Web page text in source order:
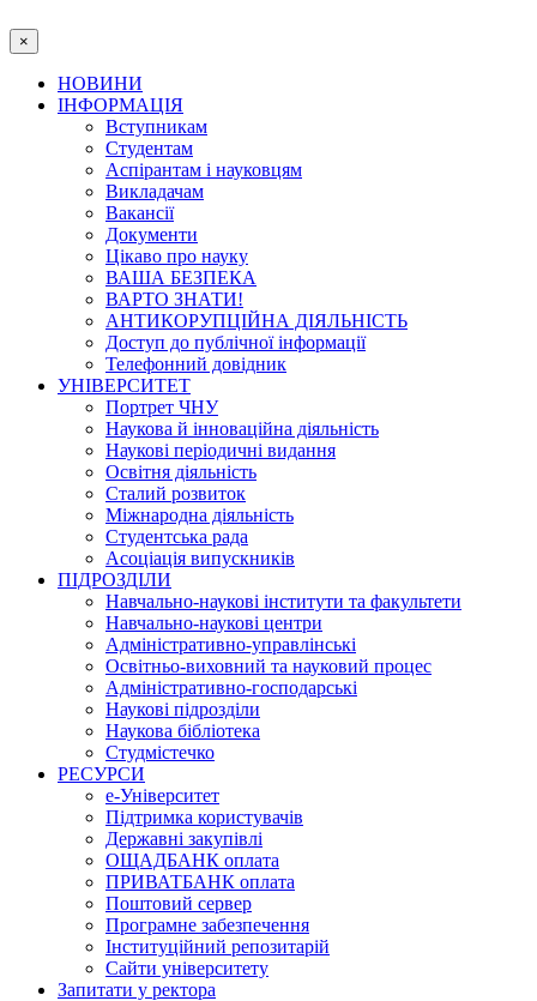
×
НОВИНИ
ІНФОРМАЦІЯ
Вступникам
Студентам
Аспірантам і науковцям
Викладачам
Вакансії
Документи
Цікаво про науку
ВАША БЕЗПЕКА
ВАРТО ЗНАТИ!
АНТИКОРУПЦІЙНА ДІЯЛЬНІСТЬ
Доступ до публічної інформації
Телефонний довідник
УНІВЕРСИТЕТ
Портрет ЧНУ
Наукова й інноваційна діяльність
Наукові періодичні видання
Освітня діяльність
Сталий розвиток
Міжнародна діяльність
Студентська рада
Асоціація випускників
ПІДРОЗДІЛИ
Навчально-наукові інститути та факультети
Навчально-наукові центри
Адміністративно-управлінські
Освітньо-виховний та науковий процес
Адміністративно-господарські
Наукові підрозділи
Наукова бібліотека
Студмістечко
РЕСУРСИ
е-Університет
Підтримка користувачів
Державні закупівлі
ОЩАДБАНК оплата
ПРИВАТБАНК оплата
Поштовий сервер
Програмне забезпечення
Інституційний репозитарій
Сайти університету
Запитати у ректора